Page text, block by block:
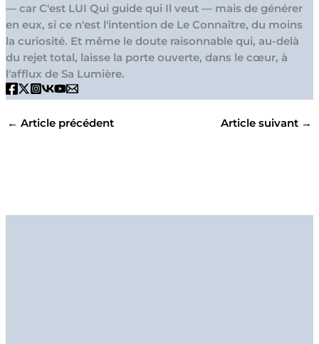
— car C'est LUI Qui guide qui Il veut — mais de générer
en eux, si ce n'est l'intention de Le Connaître, du moins
la curiosité. Et même le doute raisonnable qui, au-delà
du rejet total, laisse la porte ouverte, dans le cœur, à
l'afflux de Sa Lumière.
← Article précédent Article suivant →